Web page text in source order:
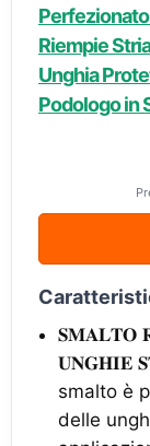
Riempie
Unghia
Podologo in
𝐒𝐌𝐀𝐋𝐓𝐎
𝐔𝐍𝐆𝐇𝐈𝐄
smalto è
delle